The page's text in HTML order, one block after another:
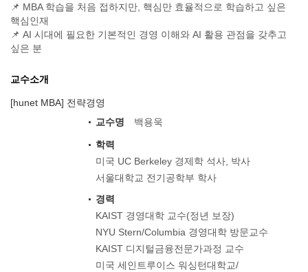
📌 MBA 학습을 처음 접하지만, 핵심만 효율적으로 학습하고 싶은
핵심인재
📌 AI 시대에 필요한 기본적인 경영 이해와 AI 활용 관점을 갖추고
싶은 분
교수소개
[hunet MBA] 전략경영
교수명
백용욱
학력
미국 UC Berkeley 경제학 석사, 박사
서울대학교 전기공학부 학사
경력
KAIST 경영대학 교수(정년 보장)
NYU Stern/Columbia 경영대학 방문교수
KAIST 디지털금융전문가과정 교수
미국 세인트루이스 워싱턴대학교/